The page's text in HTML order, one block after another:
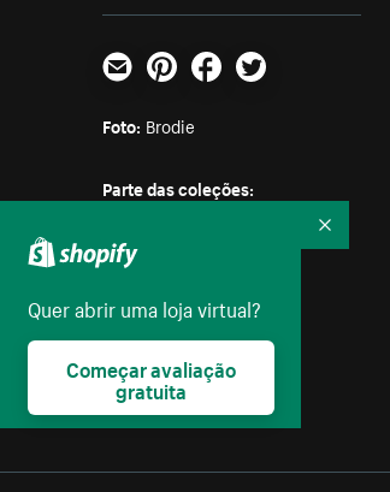
E-mailPinterestFacebookTwitter
Foto: Brodie
Parte das coleções:
Plano de fundo
Licença:
Creative Commons
Quer abrir uma loja virtual?
Começar avaliação
gratuita